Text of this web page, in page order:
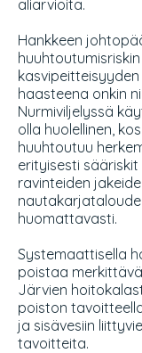
aliarvioita.
Hankkeen
kasvipeitteisyyden
haasteena onkin
Nurmiviljelyssä
olla huolellinen,
huuhtoutuu
erityisesti
ravinteiden
huomattavasti.
Systemaattisella
poistaa
Järvien
poiston
ja sisävesiin
tavoitteita.